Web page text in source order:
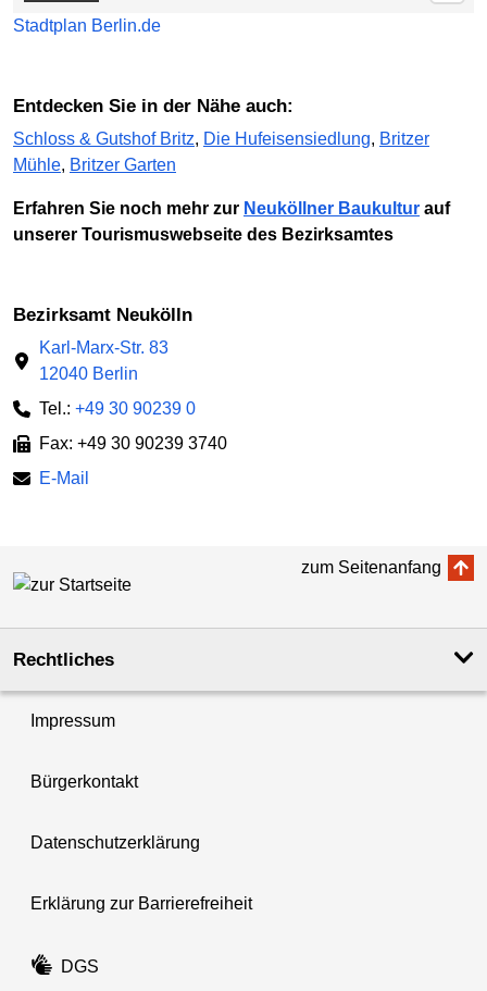
Stadtplan Berlin.de
Entdecken Sie in der Nähe auch:
Schloss & Gutshof Britz, Die Hufeisensiedlung, Britzer
Mühle, Britzer Garten
Erfahren Sie noch mehr zur Neuköllner Baukultur auf
unserer Tourismuswebseite des Bezirksamtes
Bezirksamt Neukölln
Karl-Marx-Str. 83
12040 Berlin
Tel.: +49 30 90239 0
Fax: +49 30 90239 3740
E-Mail
zum Seitenanfang
Rechtliches
Impressum
Bürgerkontakt
Datenschutzerklärung
Erklärung zur Barrierefreiheit
DGS